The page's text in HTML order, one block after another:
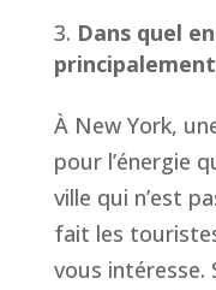
Dans quel
À New York,
pour l’énergie
ville qui n’est
fait les
vous intéresse.